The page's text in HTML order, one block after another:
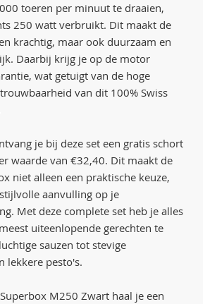
toeren per minuut te draaien,
250 watt verbruikt. Dit maakt de
krachtig, maar ook duurzaam en
Daarbij krijg je op de motor
wat getuigt van de hoge
van dit 100% Swiss
je bij deze set een gratis schort
waarde van €32,40. Dit maakt de
niet alleen een praktische keuze,
aanvulling op je
Met deze complete set heb je alles
uiteenlopende gerechten te
sauzen tot stevige
lekkere pesto's.
M250 Zwart haal je een